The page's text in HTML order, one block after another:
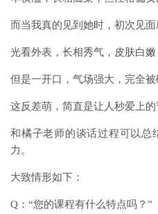
而当我真的见到她时，初次见面
光看外表，长相秀气，皮肤白嫩
但是一开口，气场强大，完全被
这反差萌，简直是让人秒爱上的
和橘子老师的谈话过程可以总
力。
大致情形如下：
Q：“您的课程有什么特点吗？”